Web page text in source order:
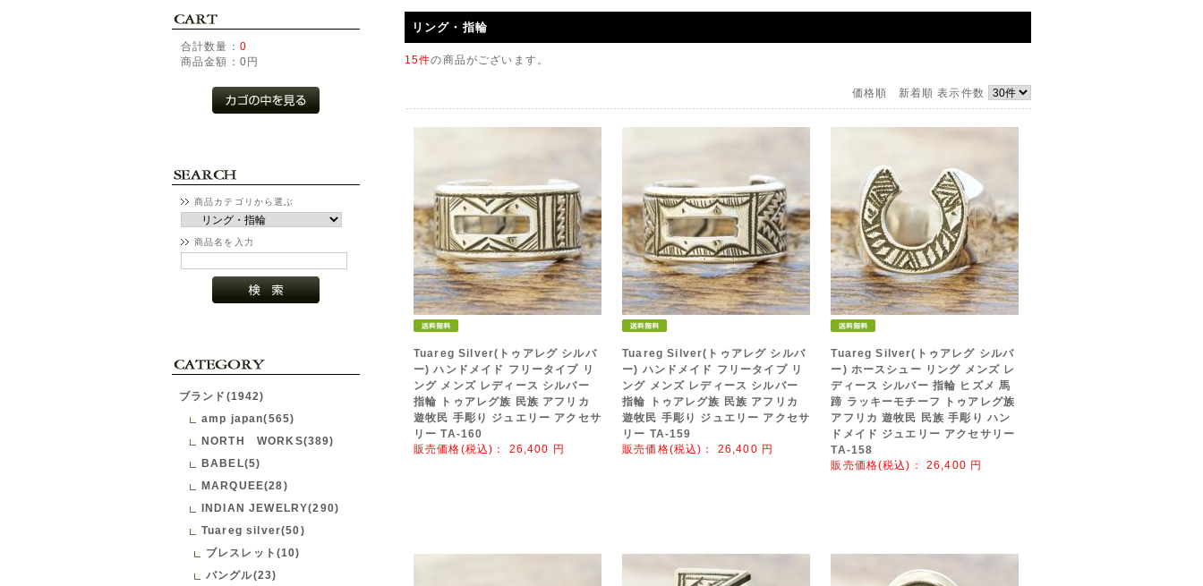
合計数量： 0
商品金額： 0円
商品カテゴリから選ぶ
商品名を入力
ブランド(1942)
amp japan(565)
NORTH WORKS(389)
BABEL(5)
MARQUEE(28)
INDIAN JEWELRY(290)
Tuareg silver(50)
ブレスレット(10)
バングル(23)
リング・指輪
15件の商品がございます。
価格順 新着順 表示件数
Tuareg Silver(トゥアレグ シルバ
ー) ハンドメイド フリータイプ リ
ング メンズ レディース シルバー
指輪 トゥアレグ族 民族 アフリカ
遊牧民 手彫り ジュエリー アクセサ
リー TA-160
販売価格(税込)： 26,400 円
Tuareg Silver(トゥアレグ シルバ
ー) ハンドメイド フリータイプ リ
ング メンズ レディース シルバー
指輪 トゥアレグ族 民族 アフリカ
遊牧民 手彫り ジュエリー アクセサ
リー TA-159
販売価格(税込)： 26,400 円
Tuareg Silver(トゥアレグ シルバ
ー) ホースシュー リング メンズ レ
ディース シルバー 指輪 ヒズメ 馬
蹄 ラッキーモチーフ トゥアレグ族
アフリカ 遊牧民 民族 手彫り ハン
ドメイド ジュエリー アクセサリー
TA-158
販売価格(税込)： 26,400 円